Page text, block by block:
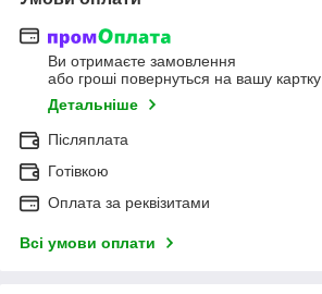
Ви отримаєте замовлення
або гроші повернуться на вашу картку
Детальніше
Післяплата
Готівкою
Оплата за реквізитами
Всі умови оплати